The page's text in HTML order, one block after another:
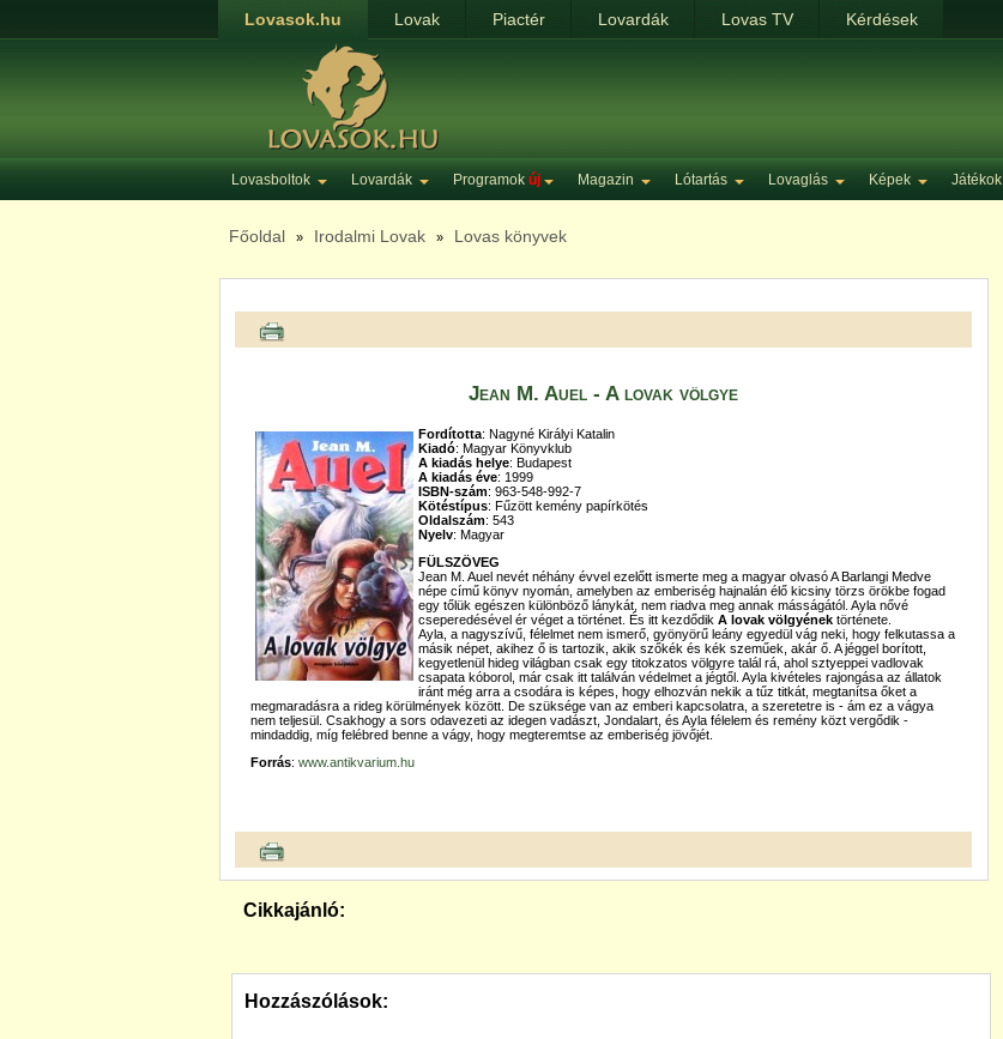
Lovasok.hu Lovak Piactér Lovardák Lovas TV Kérdések
Lovasboltok Lovardák Programok új Magazin Lótartás Lovaglás Képek Játékok
Főoldal » Irodalmi Lovak » Lovas könyvek
Jean M. Auel - A lovak völgye
Fordította: Nagyné Királyi Katalin
Kiadó: Magyar Könyvklub
A kiadás helye: Budapest
A kiadás éve: 1999
ISBN-szám: 963-548-992-7
Kötéstípus: Fűzött kemény papírkötés
Oldalszám: 543
Nyelv: Magyar
FÜLSZÖVEG
Jean M. Auel nevét néhány évvel ezelőtt ismerte meg a magyar olvasó A Barlangi Medve
népe című könyv nyomán, amelyben az emberiség hajnalán élő kicsiny törzs örökbe fogad
egy tőlük egészen különböző lánykát, nem riadva meg annak másságától. Ayla nővé
cseperedésével ér véget a történet. És itt kezdődik A lovak völgyénektörténete.
Ayla, a nagyszívű, félelmet nem ismerő, gyönyörű leány egyedül vág neki, hogy felkutassa a
másik népet, akihez ő is tartozik, akik szőkék és kék szeműek, akár ő. A jéggel borított,
kegyetlenül hideg világban csak egy titokzatos völgyre talál rá, ahol sztyeppei vadlovak
csapata kóborol, már csak itt találván védelmet a jégtől. Ayla kivételes rajongása az állatok
iránt még arra a csodára is képes, hogy elhozván nekik a tűz titkát, megtanítsa őket a
megmaradásra a rideg körülmények között. De szüksége van az emberi kapcsolatra, a szeretetre is - ám ez a vágya
nem teljesül. Csakhogy a sors odavezeti az idegen vadászt, Jondalart, és Ayla félelem és remény közt vergődik -
mindaddig, míg felébred benne a vágy, hogy megteremtse az emberiség jövőjét.
Forrás: www.antikvarium.hu
Cikkajánló:
Hozzászólások: